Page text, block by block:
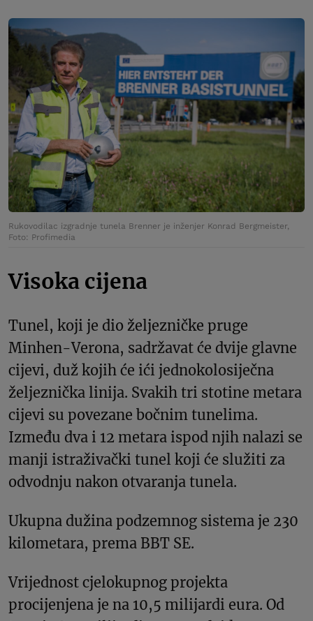
Rukovodilac izgradnje tunela Brenner je inženjer Konrad Bergmeister,
Foto: Profimedia
Visoka cijena
Tunel, koji je dio željezničke pruge
Minhen-Verona, sadržavat će dvije glavne
cijevi, duž kojih će ići jednokolosiječna
željeznička linija. Svakih tri stotine metara
cijevi su povezane bočnim tunelima.
Između dva i 12 metara ispod njih nalazi se
manji istraživački tunel koji će služiti za
odvodnju nakon otvaranja tunela.
Ukupna dužina podzemnog sistema je 230
kilometara, prema BBT SE.
Vrijednost cjelokupnog projekta
procijenjena je na 10,5 milijardi eura. Od